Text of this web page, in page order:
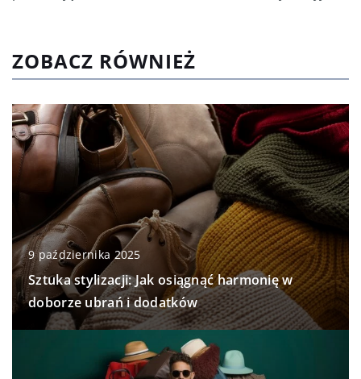
ZOBACZ RÓWNIEŻ
9 października 2025
Sztuka stylizacji: Jak osiągnąć harmonię w
doborze ubrań i dodatków